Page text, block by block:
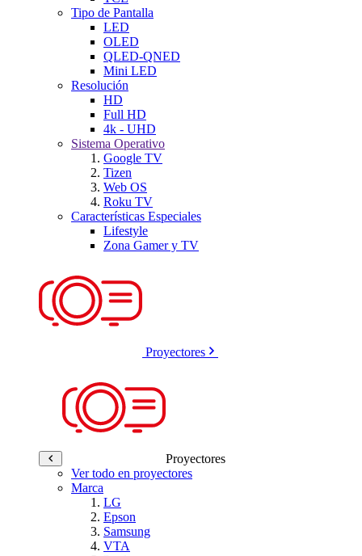
Tipo de Pantalla
LED
OLED
QLED-QNED
Mini LED
Resolución
HD
Full HD
4k - UHD
Sistema Operativo
Google TV
Tizen
Web OS
Roku TV
Características Especiales
Lifestyle
Zona Gamer y TV
Proyectores
Proyectores
Ver todo en proyectores
Marca
LG
Epson
Samsung
VTA